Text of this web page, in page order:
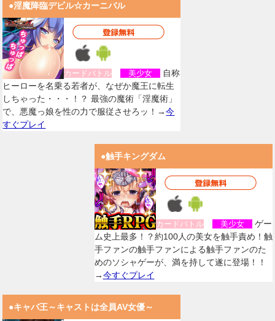
●淫魔降臨デビル☆カーニバル
カードバトル 美少女
自称
ヒーローを名乗る若者が、なぜか魔王に転生
しちゃった・・・！？ 最強の魔術「淫魔術」
で、悪魔っ娘を性の力で服従させろッ！→今
すぐプレイ
●触手キングダム
カードバトル 美少女
ゲー
ム史上最多！？約100人の美女を触手責め！触
手ファンの触手ファンによる触手ファンのた
めのソシャゲーが、満を持して遂に登場！！
→今すぐプレイ
●キャバ王～キャストは全員AV女優～